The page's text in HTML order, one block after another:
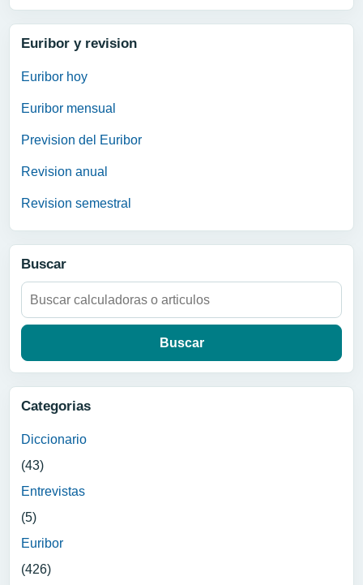
Euribor y revision
Euribor hoy
Euribor mensual
Prevision del Euribor
Revision anual
Revision semestral
Buscar
Buscar:
Categorias
Diccionario
(43)
Entrevistas
(5)
Euribor
(426)